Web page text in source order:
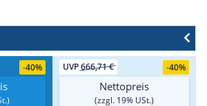
-40% UVP666,71 € -40%
Nettopreis
(zzgl. 19% USt.)